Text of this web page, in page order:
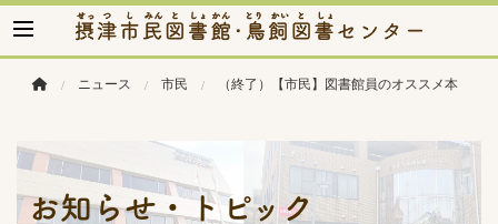
ニュース 市民 （終了）【市民】図書館員のオススメ本
お知らせ・トピック